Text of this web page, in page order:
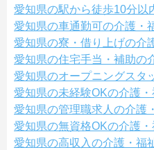
愛知県の駅から徒歩10分以
愛知県の車通勤可の介護・
愛知県の寮・借り上げの介
愛知県の住宅手当・補助の
愛知県のオープニングスタ
愛知県の未経験OKの介護・
愛知県の管理職求人の介護
愛知県の無資格OKの介護・
愛知県の高収入の介護・福